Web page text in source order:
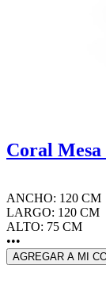
Coral Mesa
ANCHO: 120 CM
LARGO: 120 CM
ALTO: 75 CM
•••
AGREGAR A MI